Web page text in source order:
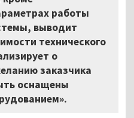
работы
выводит
технического
о
заказчика
оснащены